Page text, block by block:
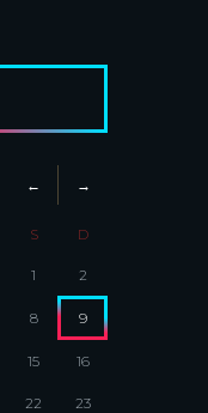
S D
1 2
8 9
15 16
22 23